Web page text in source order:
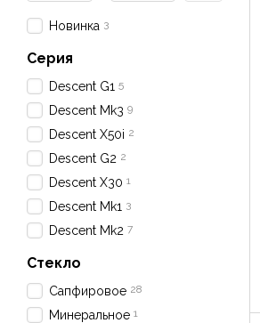
Новинка 3
Серия
Descent G1 5
Descent Mk3 9
Descent X50i 2
Descent G2 2
Descent X30 1
Descent Mk1 3
Descent Mk2 7
Стекло
Сапфировое 28
Минеральное 1